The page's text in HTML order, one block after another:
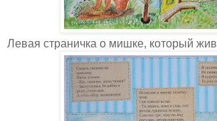
Левая страничка о мишке, который